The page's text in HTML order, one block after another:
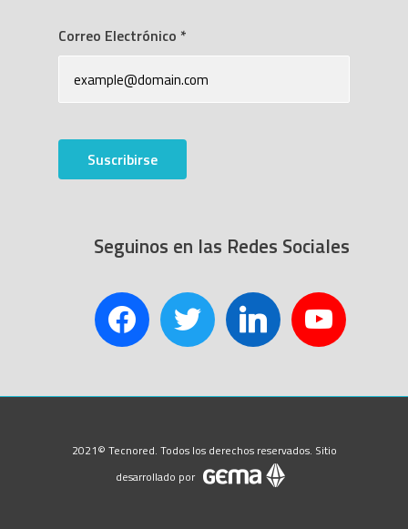
Correo Electrónico *
Suscribirse
Seguinos en las Redes Sociales
facebook twitter linkedin youtube
2021© Tecnored. Todos los derechos reservados. Sitio
desarrollado por